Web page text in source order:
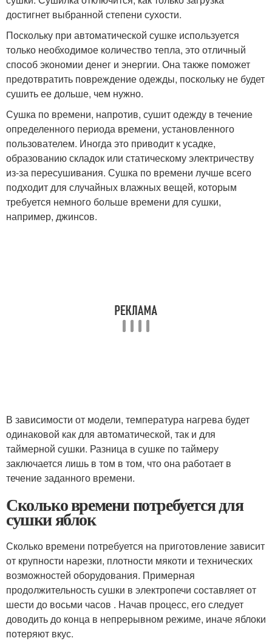
достигнет выбранной степени сухости.
Поскольку при автоматической сушке используется
только необходимое количество тепла, это отличный
способ экономии денег и энергии. Она также поможет
предотвратить повреждение одежды, поскольку не будет
сушить ее дольше, чем нужно.
Сушка по времени, напротив, сушит одежду в течение
определенного периода времени, установленного
пользователем. Иногда это приводит к усадке,
образованию складок или статическому электричеству
из-за пересушивания. Сушка по времени лучше всего
подходит для случайных влажных вещей, которым
требуется немного больше времени для сушки,
например, джинсов.
В зависимости от модели, температура нагрева будет
одинаковой как для автоматической, так и для
таймерной сушки. Разница в сушке по таймеру
заключается лишь в том в том, что она работает в
течение заданного времени.
Сколько времени потребуется для
сушки яблок
Сколько времени потребуется на приготовление зависит
от крупности нарезки, плотности мякоти и технических
возможностей оборудования. Примерная
продолжительность сушки в электропечи составляет от
шести до восьми часов . Начав процесс, его следует
доводить до конца в непрерывном режиме, иначе яблоки
потеряют вкус.